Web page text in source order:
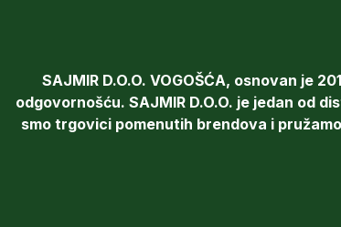
SAJMIR D.O.O. VOGOŠĆA, osnovan je
odgovornošću. SAJMIR D.O.O. je jedan od
smo trgovici pomenutih brendova i